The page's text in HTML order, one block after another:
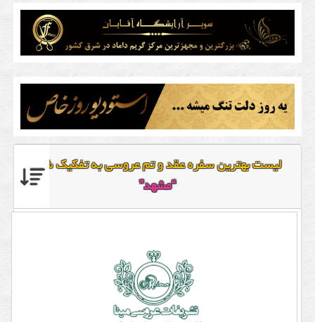
لیست بهترین سفره عقد و تم عروسی به تفکیک شهر
“مشهد”